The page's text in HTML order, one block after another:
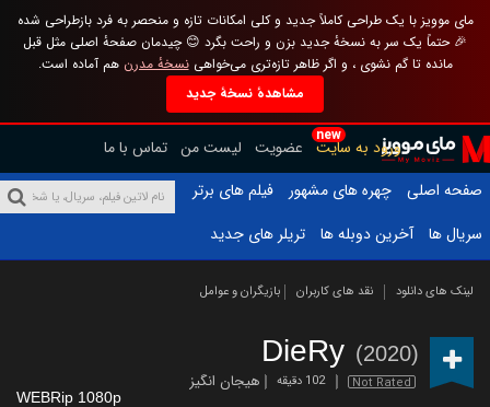
مای موویز با یک طراحی کاملاً جدید و کلی امکانات تازه و منحصر به فرد بازطراحی شده
🎉 حتماً یک سر به نسخهٔ جدید بزن و راحت بگرد 😊 چیدمان صفحهٔ اصلی مثل قبل
مانده تا گم نشوی ، و اگر ظاهر تازه‌تری می‌خواهینسخهٔ مدرن هم آماده است.
مشاهدهٔ نسخهٔ جدید
new
ورود به سایت عضویت لیست من تماس با ما
صفحه اصلی
چهره های مشهور
فیلم های برتر
سریال ها
آخرین دوبله ها تریلر های جدید
لینک های دانلود نقد های کاربران بازیگران و عوامل
DieRy (2020)
Not Rated 102 دقیقه هیجان انگیز
WEBRip 1080p